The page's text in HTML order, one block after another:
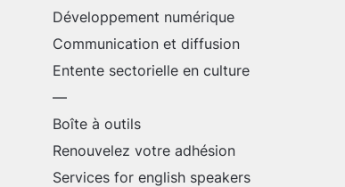
Développement numérique
Communication et diffusion
Entente sectorielle en culture
—
Boîte à outils
Renouvelez votre adhésion
Services for english speakers